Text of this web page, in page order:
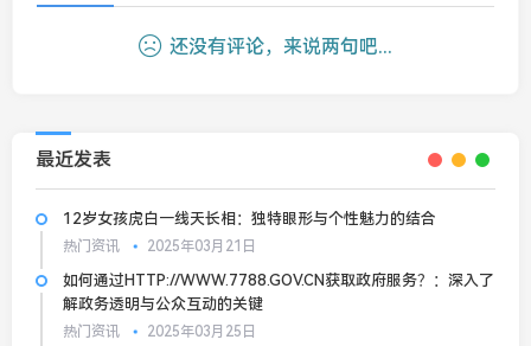
还没有评论，来说两句吧...
最近发表
12岁女孩虎白一线天长相：独特眼形与个性魅力的结合
热门资讯 2025年03月21日
如何通过HTTP://WWW.7788.GOV.CN获取政府服务？：深入了
解政务透明与公众互动的关键
热门资讯 2025年03月25日